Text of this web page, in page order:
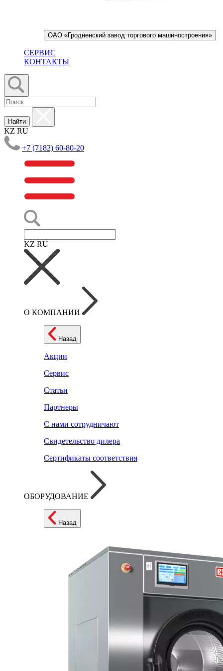
ОАО «Гродненский завод торгового машиностроения»
СЕРВИС
КОНТАКТЫ
Найти
KZ RU
+7 (7182) 60-80-20
KZ RU
О КОМПАНИИ
Назад
Акции
Сервис
Статьи
Партнеры
С нами сотрудничают
Свидетельство дилера
Сертификаты соответствия
ОБОРУДОВАНИЕ
Назад